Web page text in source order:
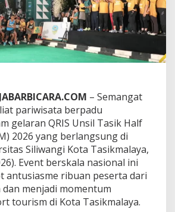
– Semangat
pariwisata berpadu
gelaran QRIS Unsil Tasik Half
2026 yang berlangsung di
Siliwangi Kota Tasikmalaya,
Event berskala nasional ini
antusiasme ribuan peserta dari
menjadi momentum
tourism di Kota Tasikmalaya.